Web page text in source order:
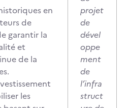
en
de
garantir la
et
de la
les
projet
de
dével
oppe
ment
de
l’infra
struct